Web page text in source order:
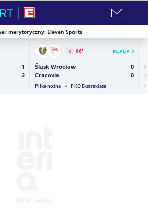
główną INTERIA
merytoryczny: Eleven Sports
1
2
66' RELACJA
Śląsk Wrocław
0
Cracovia
0
Piłka nożna PKO Ekstraklasa